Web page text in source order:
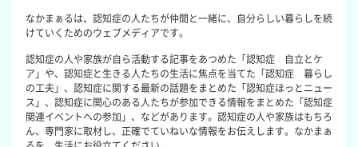
なかまぁるは、認知症の人たちが仲間と一緒に、自分らしい暮らしを続
けていくためのウェブメディアです。
認知症の人や家族が自ら活動する記事をあつめた「認知症 自立とケ
ア」や、認知症と生きる人たちの生活に焦点を当てた「認知症 暮らし
の工夫」、認知症に関する最新の話題をまとめた「認知症ほっとニュー
ス」、認知症に関心のある人たちが参加できる情報をまとめた「認知症
関連イベントへの参加」、などがあります。認知症の人や家族はもちろ
ん、専門家に取材し、正確でていねいな情報をお伝えします。なかまぁ